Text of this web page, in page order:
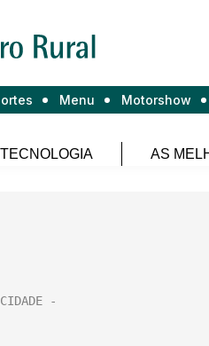
Menu Motorshow
TECNOLOGIA AS